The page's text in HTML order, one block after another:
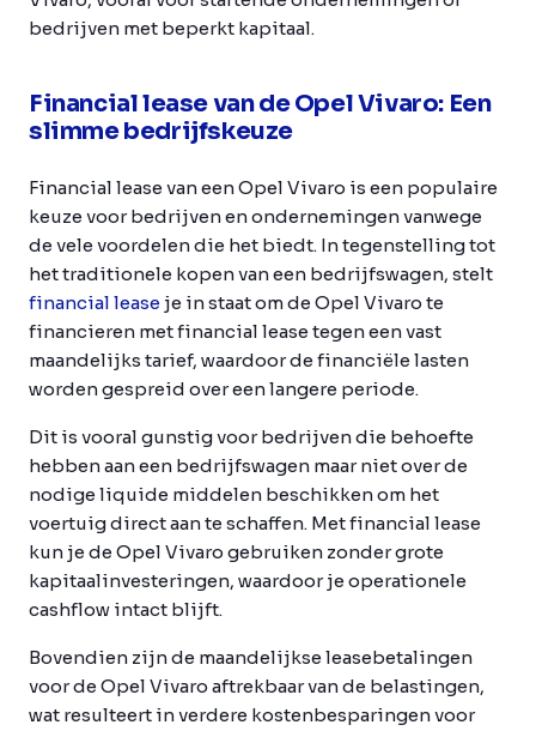
bedrijven met beperkt kapitaal.
Financial lease van de Opel Vivaro: Een
slimme bedrijfskeuze
Financial lease van een Opel Vivaro is een populaire
keuze voor bedrijven en ondernemingen vanwege
de vele voordelen die het biedt. In tegenstelling tot
het traditionele kopen van een bedrijfswagen, stelt
financial lease je in staat om de Opel Vivaro te
financieren met financial lease tegen een vast
maandelijks tarief, waardoor de financiële lasten
worden gespreid over een langere periode.
Dit is vooral gunstig voor bedrijven die behoefte
hebben aan een bedrijfswagen maar niet over de
nodige liquide middelen beschikken om het
voertuig direct aan te schaffen. Met financial lease
kun je de Opel Vivaro gebruiken zonder grote
kapitaalinvesteringen, waardoor je operationele
cashflow intact blijft.
Bovendien zijn de maandelijkse leasebetalingen
voor de Opel Vivaro aftrekbaar van de belastingen,
wat resulteert in verdere kostenbesparingen voor